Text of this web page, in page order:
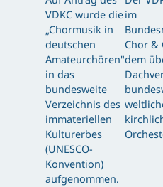
VDKC wurde die
„Chormusik in
deutschen
Amateurchören"
in das
bundesweite
Verzeichnis des
immateriellen
Kulturerbes
(UNESCO-
Konvention)
aufgenommen.
im
Chor &
dem